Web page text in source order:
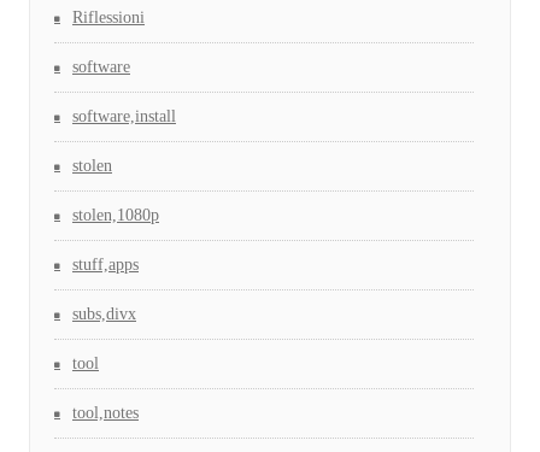
Riflessioni
software
software,install
stolen
stolen,1080p
stuff,apps
subs,divx
tool
tool,notes